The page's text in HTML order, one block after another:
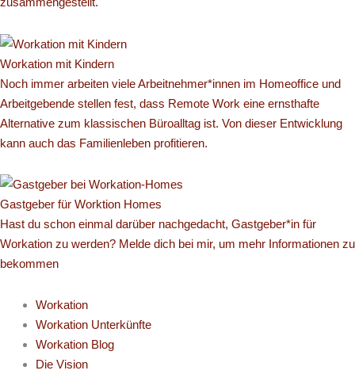
Workation mit Kindern
Noch immer arbeiten viele Arbeitnehmer*innen im Homeoffice und
Arbeitgebende stellen fest, dass Remote Work eine ernsthafte
Alternative zum klassischen Büroalltag ist. Von dieser Entwicklung
kann auch das Familienleben profitieren.
Gastgeber für Worktion Homes
Hast du schon einmal darüber nachgedacht, Gastgeber*in für
Workation zu werden? Melde dich bei mir, um mehr Informationen zu
bekommen
Workation
Workation Unterkünfte
Workation Blog
Die Vision